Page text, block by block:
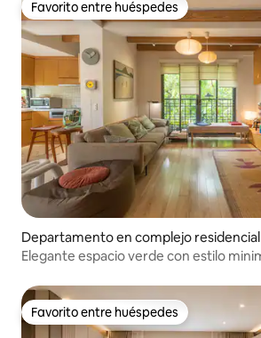
Favorito entre huéspedes
Favorito entre huéspedes
Departamento en complejo residencial
àn Kiếm
Elegante espacio verde con estilo
Favorito entre huéspedes
Favorito entre huéspedes